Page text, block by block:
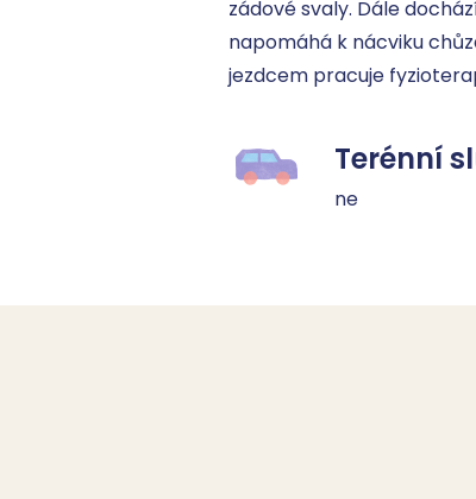
zádové svaly. Dále
napomáhá k nácviku
jezdcem pracuje
Terénní
ne